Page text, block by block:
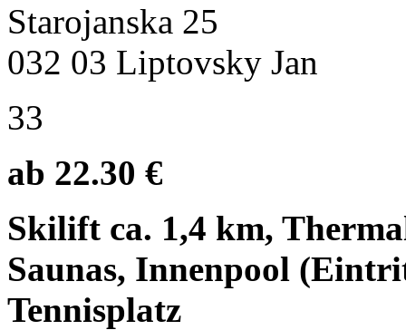
Starojanska 25
032 03 Liptovsky Jan
33
ab 22.30 €
Skilift ca. 1,4 km,
Saunas, Innenpool
Tennisplatz